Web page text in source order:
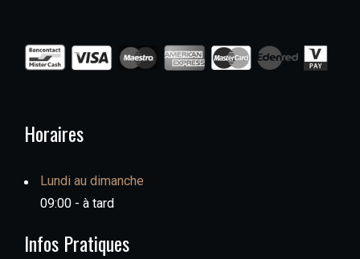
Horaires
Lundi au dimanche
09:00 - à tard
Infos Pratiques